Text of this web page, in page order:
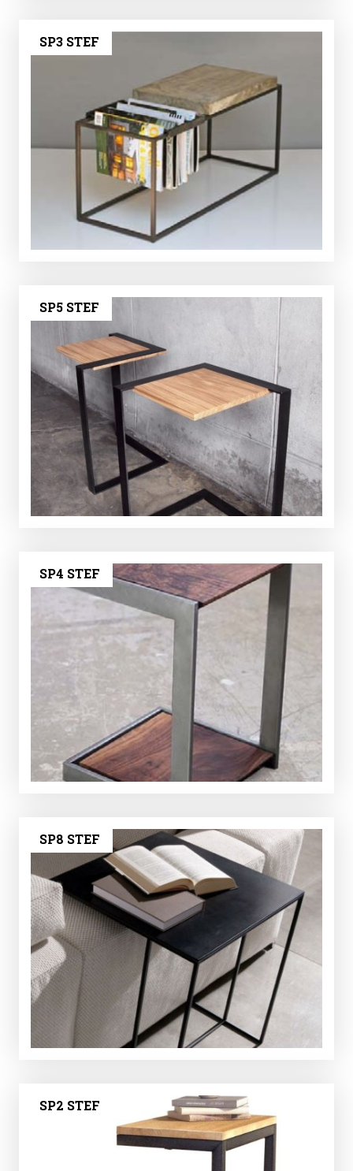
SP3 STEF
SP5 STEF
SP4 STEF
SP8 STEF
SP2 STEF